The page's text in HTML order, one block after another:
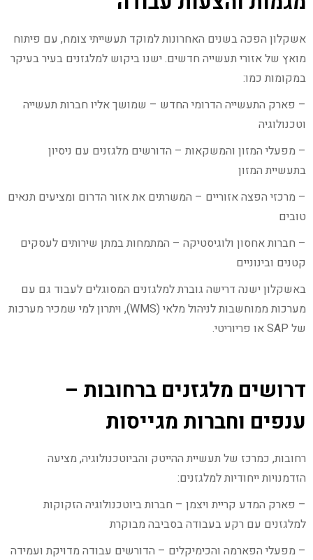
אשקלון הפכה בשנים האחרונות למוקד תעשייתי צומח, עם פיתוח
מואץ של אזורי תעשייה חדשים. ישנו ביקוש למלגזנים בעיר בעיקר
במקומות כמו:
– פארק התעשייה הדרומי החדש – שמושך אליו חברות תעשייה
וטכנולוגיה
– מפעלי המזון והמשקאות – הדורשים מלגזנים עם ניסיון
בתעשיית המזון
– מרכזי הפצה אזוריים – המשרתים את אזור הדרום ומציעים תנאים
טובים
– חברות אחסון ולוגיסטיקה – המתמחות במתן שירותים לעסקים
קטנים ובינוניים
באשקלון ישנה דרישה גוברת למלגזנים המסוגלים לעבוד גם עם
מערכות ממוחשבות לניהול מלאי (WMS), ויתרון למי שמכיר מערכות
של SAP או פריוריטי.
דרושים מלגזנים ברחובות –
ענפים וחברות מגייסות
רחובות, כמרכז של תעשיית ההייטק והביוטכנולוגיה, מציעה
הזדמנויות ייחודיות למלגזנים:
– פארק המדע קריית ויצמן – חברות ביוטכנולוגיה הזקוקות
למלגזנים עם רקע בעבודה בסביבה מבוקרת
– מפעלי הפארמה והכימיקלים – הדורשים עבודה מדויקת ועמידה